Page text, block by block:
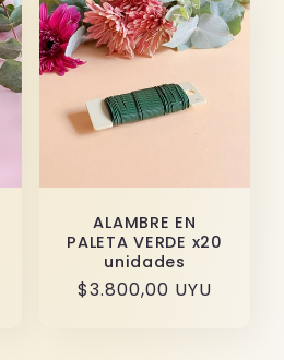
ALAMBRE EN
PALETA VERDE x20
unidades
Precio
$3.800,00 UYU